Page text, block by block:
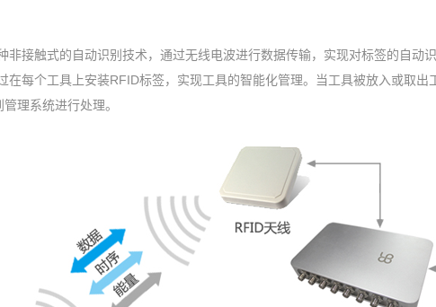
非接触式的自动识别技术，通过无线电波进行数据传输，实现对标签的自动
在每个工具上安装RFID标签，实现工具的智能化管理。当工具被放入或取出
理系统进行处理。